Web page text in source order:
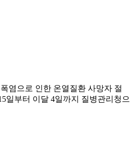
염으로 인한 온열질환 사망자 절
일부터 이달 4일까지 질병관리청으